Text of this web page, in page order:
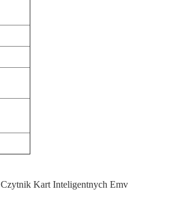
Czytnik Kart Inteligentnych Emv